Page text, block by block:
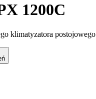
1200C
klimatyzatora postojowego